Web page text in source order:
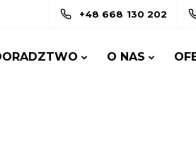
+48 668 130 202
O NAS